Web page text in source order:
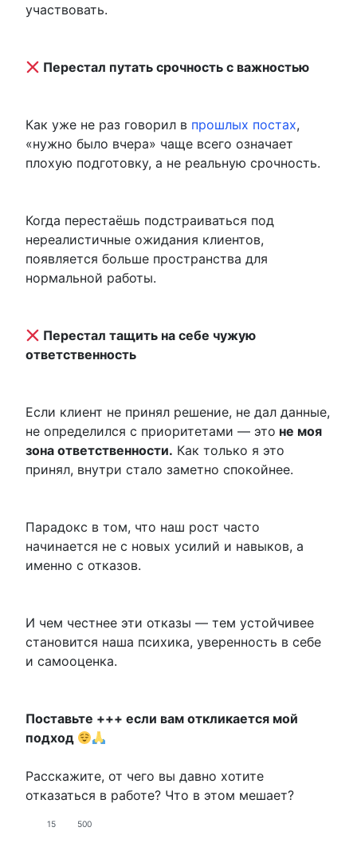
участвовать.
Перестал путать срочность с важностью
Как уже не раз говорил в прошлых постах,
«нужно было вчера» чаще всего означает
плохую подготовку, а не реальную срочность.
Когда перестаёшь подстраиваться под
нереалистичные ожидания клиентов,
появляется больше пространства для
нормальной работы.
Перестал тащить на себе чужую
ответственность
Если клиент не принял решение, не дал данные,
не определился с приоритетами — это не моя
зона ответственности. Как только я это
принял, внутри стало заметно спокойнее.
Парадокс в том, что наш рост часто
начинается не с новых усилий и навыков, а
именно с отказов.
И чем честнее эти отказы — тем устойчивее
становится наша психика, уверенность в себе
и самооценка.
Поставьте +++ если вам откликается мой
подход
Расскажите, от чего вы давно хотите
отказаться в работе? Что в этом мешает?
15 500